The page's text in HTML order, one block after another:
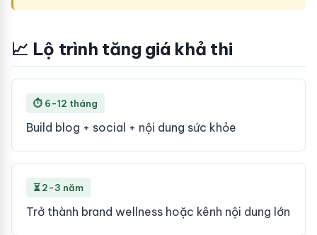
📈 Lộ trình tăng giá khả thi
⏱ 6-12 tháng
Build blog + social + nội dung sức khỏe
⏳ 2-3 năm
Trở thành brand wellness hoặc kênh nội dung lớn